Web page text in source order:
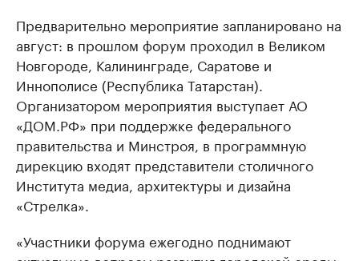
Предварительно мероприятие запланировано на
август: в прошлом форум проходил в Великом
Новгороде, Калининграде, Саратове и
Иннополисе (Республика Татарстан).
Организатором мероприятия выступает АО
«ДОМ.РФ» при поддержке федерального
правительства и Минстроя, в программную
дирекцию входят представители столичного
Института медиа, архитектуры и дизайна
«Стрелка».
«Участники форума ежегодно поднимают